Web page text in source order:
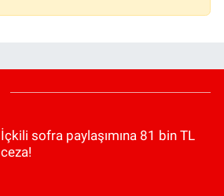
İçkili sofra paylaşımına 81 bin TL
ceza!